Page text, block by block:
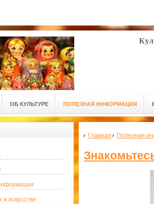
ОБ КУЛЬТУРЕ ПОЛЕЗНАЯ ИНФОРМАЦИЯ
и искусстве
Главная Полезная